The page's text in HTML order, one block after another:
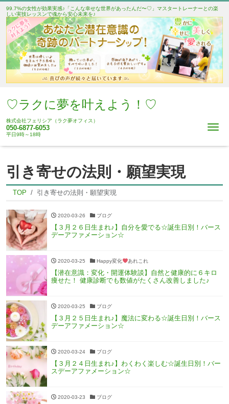
99.7%の女性が効果実感♪「こんな幸せな世界があったんだ〜♡」マスタートレーナーとの楽
しい実技レッスンで魂から安心未来を♪
♡ラクに夢を叶えよう！♡
株式会社フェリシア（ラク夢オフィス）
050-6877-6053
平日9時～18時
引き寄せの法則・願望実現
TOP 引き寄せの法則・願望実現
2020-03-26 ブログ
【３月２６日生まれ♪】自分を愛でる☆誕生日別！バース
デーアファメーション☆
2020-03-25 Happy変化 あれこれ
【潜在意識：変化・開運体験談】自然と健康的に６キロ
痩せた！ 健康診断でも数値がたくさん改善しました♪
2020-03-25 ブログ
【３月２５日生まれ♪】魔法に変わる☆誕生日別！バース
デーアファメーション☆
2020-03-24 ブログ
【３月２４日生まれ♪】わくわく楽しむ☆誕生日別！バー
スデーアファメーション☆
2020-03-23 ブログ